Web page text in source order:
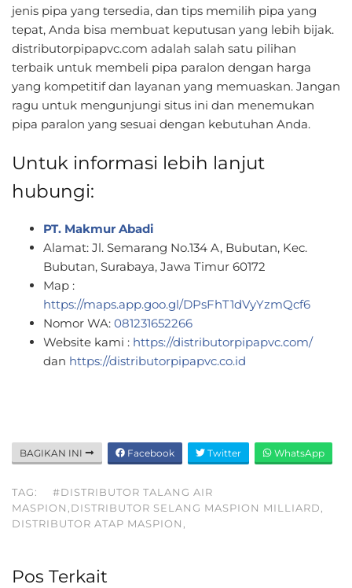
jenis pipa yang tersedia, dan tips memilih pipa yang
tepat, Anda bisa membuat keputusan yang lebih bijak.
distributorpipapvc.com adalah salah satu pilihan
terbaik untuk membeli pipa paralon dengan harga
yang kompetitif dan layanan yang memuaskan. Jangan
ragu untuk mengunjungi situs ini dan menemukan
pipa paralon yang sesuai dengan kebutuhan Anda.
Untuk informasi lebih lanjut
hubungi:
PT. Makmur Abadi
Alamat: Jl. Semarang No.134 A, Bubutan, Kec.
Bubutan, Surabaya, Jawa Timur 60172
Map :
https://maps.app.goo.gl/DPsFhT1dVyYzmQcf6
Nomor WA: 081231652266
Website kami : https://distributorpipapvc.com/
dan https://distributorpipapvc.co.id
BAGIKAN INI Facebook Twitter WhatsApp
TAG:
#DISTRIBUTOR TALANG AIR
MASPION,DISTRIBUTOR SELANG MASPION MILLIARD,
DISTRIBUTOR ATAP MASPION,
Pos Terkait